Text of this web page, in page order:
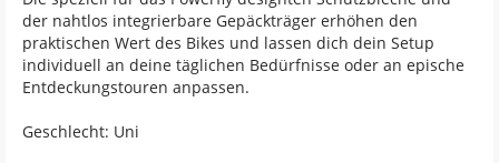
der nahtlos integrierbare Gepäckträger erhöhen den
praktischen Wert des Bikes und lassen dich dein Setup
individuell an deine täglichen Bedürfnisse oder an epische
Entdeckungstouren anpassen.
Geschlecht: Uni